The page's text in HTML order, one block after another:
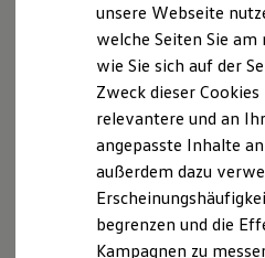
Nachhaltigkeit
Technologie
Kosten und Kauf
Kaufoptionen
E-Auto-
Software und
Die ID. Software 6
ID. Software
Digitale Extras
Schnittstellen zu
Hybridautos
Der neue ID.3 Neo
So geht neu. Klar im
Entdecken Sie jetzt den
Mehr zum ID.3 Neo
unsere Webseite
welche Seiten Sie
wie Sie sich auf der
Zweck dieser
relevantere und an
angepasste Inhalte
außerdem dazu
begrenzen und die
Kampagnen zu